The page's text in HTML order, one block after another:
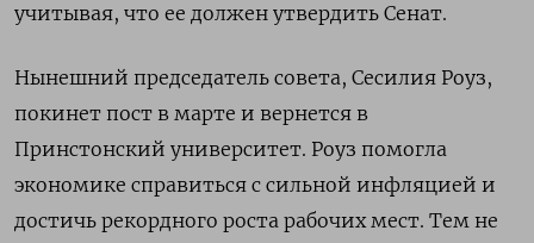
учитывая, что ее должен утвердить Сенат.
Нынешний председатель совета, Сесилия Роуз,
покинет пост в марте и вернется в
Принстонский университет. Роуз помогла
экономике справиться с сильной инфляцией и
достичь рекордного роста рабочих мест. Тем не